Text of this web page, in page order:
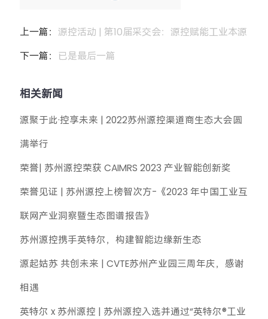
上一篇： 源控活动 | 第10届采交会：源控赋能工业本源
下一篇： 已是最后一篇
相关新闻
源聚于此·控享未来 | 2022苏州源控渠道商生态大会圆
满举行
荣誉| 苏州源控荣获 CAIMRS 2023 产业智能创新奖
荣誉见证 | 苏州源控上榜智次方-《2023 年中国工业互
联网产业洞察暨生态图谱报告》
苏州源控携手英特尔，构建智能边缘新生态
源起姑苏 共创未来 | CVTE苏州产业园三周年庆，感谢
相遇
英特尔 x 苏州源控 | 苏州源控入选并通过“英特尔®工业